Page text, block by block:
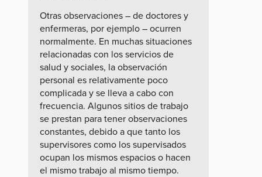
Otras observaciones – de doctores y
enfermeras, por ejemplo – ocurren
normalmente. En muchas situaciones
relacionadas con los servicios de
salud y sociales, la observación
personal es relativamente poco
complicada y se lleva a cabo con
frecuencia. Algunos sitios de trabajo
se prestan para tener observaciones
constantes, debido a que tanto los
supervisores como los supervisados
ocupan los mismos espacios o hacen
el mismo trabajo al mismo tiempo.